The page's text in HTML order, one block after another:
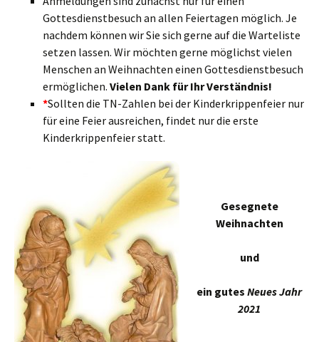
Gottesdienstbesuch an allen Feiertagen möglich. Je
nachdem können wir Sie sich gerne auf die Warteliste
setzen lassen. Wir möchten gerne möglichst vielen
Menschen an Weihnachten einen Gottesdienstbesuch
ermöglichen. Vielen Dank für Ihr Verständnis!
*Sollten die TN-Zahlen bei der Kinderkrippenfeier nur
für eine Feier ausreichen, findet nur die erste
Kinderkrippenfeier statt.
Gesegnete
Weihnachten
und
ein gutes Neues Jahr
2021